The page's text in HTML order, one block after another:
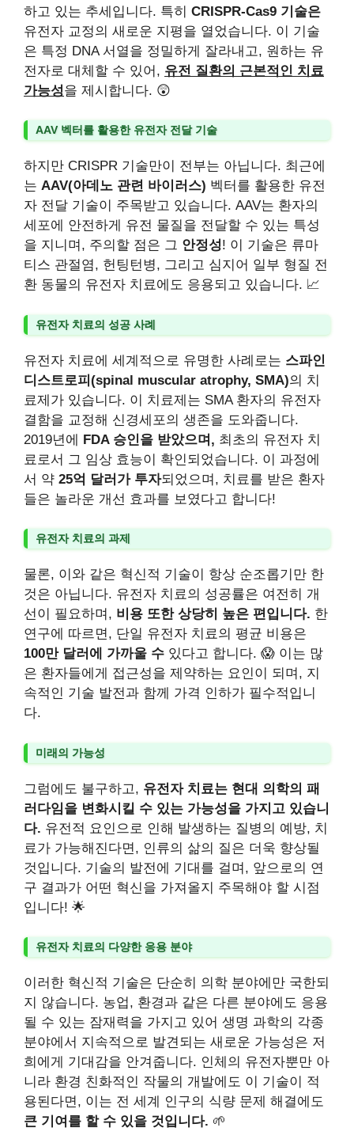
하고 있는 추세입니다. 특히 CRISPR-Cas9 기술은
유전자 교정의 새로운 지평을 열었습니다. 이 기술
은 특정 DNA 서열을 정밀하게 잘라내고, 원하는 유
전자로 대체할 수 있어, 유전 질환의 근본적인 치료
가능성을 제시합니다. 😲
AAV 벡터를 활용한 유전자 전달 기술
하지만 CRISPR 기술만이 전부는 아닙니다. 최근에
는 AAV(아데노 관련 바이러스) 벡터를 활용한 유전
자 전달 기술이 주목받고 있습니다. AAV는 환자의
세포에 안전하게 유전 물질을 전달할 수 있는 특성
을 지니며, 주의할 점은 그 안정성! 이 기술은 류마
티스 관절염, 헌팅턴병, 그리고 심지어 일부 형질 전
환 동물의 유전자 치료에도 응용되고 있습니다. 📈
유전자 치료의 성공 사례
유전자 치료에 세계적으로 유명한 사례로는 스파인
디스트로피(spinal muscular atrophy, SMA)의 치
료제가 있습니다. 이 치료제는 SMA 환자의 유전자
결함을 교정해 신경세포의 생존을 도와줍니다.
2019년에 FDA 승인을 받았으며, 최초의 유전자 치
료로서 그 임상 효능이 확인되었습니다. 이 과정에
서 약 25억 달러가 투자되었으며, 치료를 받은 환자
들은 놀라운 개선 효과를 보였다고 합니다!
유전자 치료의 과제
물론, 이와 같은 혁신적 기술이 항상 순조롭기만 한
것은 아닙니다. 유전자 치료의 성공률은 여전히 개
선이 필요하며, 비용 또한 상당히 높은 편입니다. 한
연구에 따르면, 단일 유전자 치료의 평균 비용은
100만 달러에 가까울 수 있다고 합니다. 😱 이는 많
은 환자들에게 접근성을 제약하는 요인이 되며, 지
속적인 기술 발전과 함께 가격 인하가 필수적입니
다.
미래의 가능성
그럼에도 불구하고, 유전자 치료는 현대 의학의 패
러다임을 변화시킬 수 있는 가능성을 가지고 있습니
다. 유전적 요인으로 인해 발생하는 질병의 예방, 치
료가 가능해진다면, 인류의 삶의 질은 더욱 향상될
것입니다. 기술의 발전에 기대를 걸며, 앞으로의 연
구 결과가 어떤 혁신을 가져올지 주목해야 할 시점
입니다! 🌟
유전자 치료의 다양한 응용 분야
이러한 혁신적 기술은 단순히 의학 분야에만 국한되
지 않습니다. 농업, 환경과 같은 다른 분야에도 응용
될 수 있는 잠재력을 가지고 있어 생명 과학의 각종
분야에서 지속적으로 발견되는 새로운 가능성은 저
희에게 기대감을 안겨줍니다. 인체의 유전자뿐만 아
니라 환경 친화적인 작물의 개발에도 이 기술이 적
용된다면, 이는 전 세계 인구의 식량 문제 해결에도
큰 기여를 할 수 있을 것입니다. 🌱